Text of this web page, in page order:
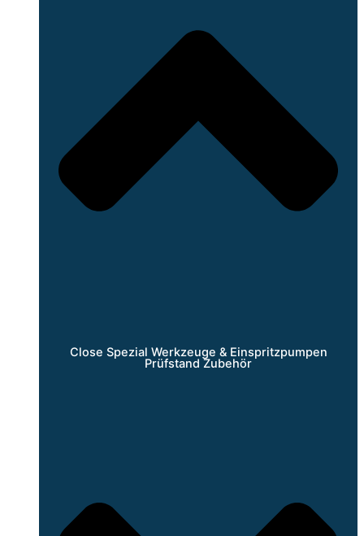
Close Spezial Werkzeuge & Einspritzpumpen
Prüfstand Zubehör